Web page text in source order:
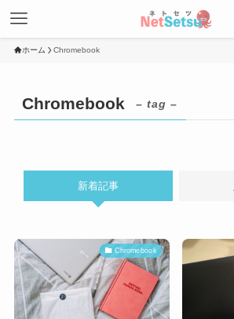
ホーム Chromebook
Chromebook – tag –
新着記事
Chromebook